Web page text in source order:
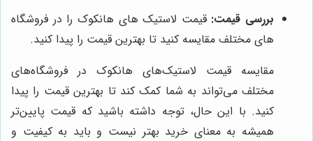
بررسی قیمت: قیمت لاستیک های هانکوک را در فروشگاه
های مختلف مقایسه کنید تا بهترین قیمت را پیدا کنید.
مقایسه قیمت لاستیک‌های هانکوک در فروشگاه‌های
مختلف می‌تواند به شما کمک کند تا بهترین قیمت را پیدا
کنید. با این حال، توجه داشته باشید که قیمت پایین‌تر
همیشه به معنای خرید بهتر نیست و باید به کیفیت و